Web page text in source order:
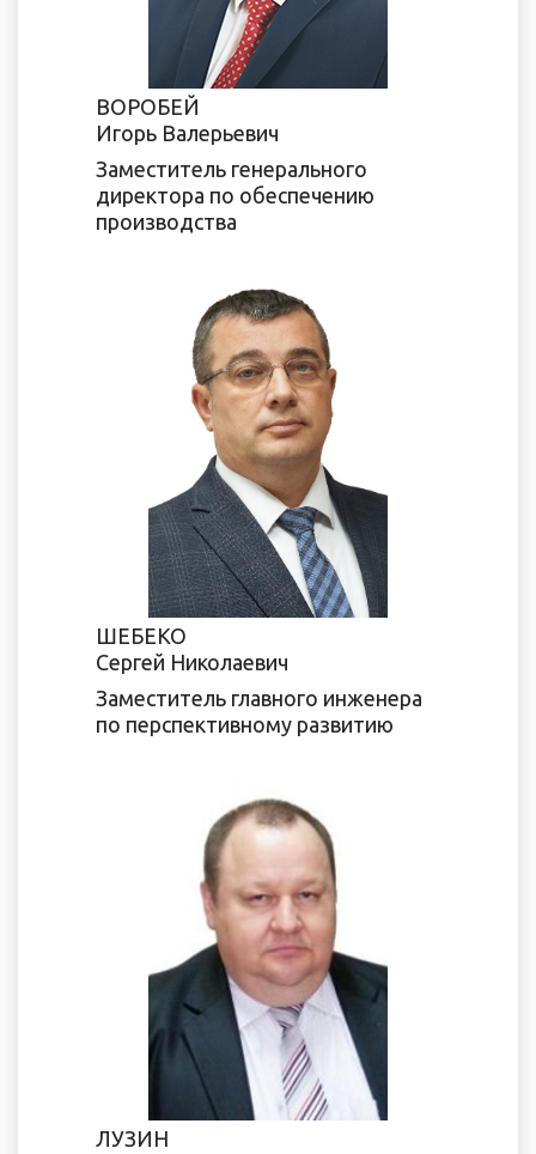
ВОРОБЕЙ
Игорь Валерьевич
Заместитель генерального
директора по обеспечению
производства
ШЕБЕКО
Сергей Николаевич
Заместитель главного инженера
по перспективному развитию
ЛУЗИН